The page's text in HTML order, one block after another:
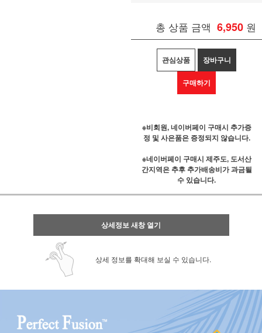
총 상품 금액 6,950 원
관심상품 장바구니
구매하기
※비회원, 네이버페이 구매시 추가증
정 및 사은품은 증정되지 않습니다.
※네이버페이 구매시 제주도, 도서산
간지역은 추후 추가배송비가 과금될
수 있습니다.
상세정보 새창 열기
상세 정보를 확대해 보실 수 있습니다.